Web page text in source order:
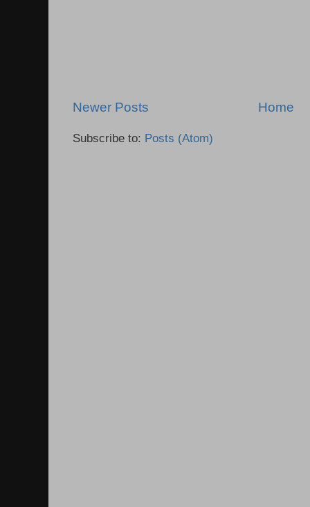
Newer Posts Home
Subscribe to: Posts (Atom)